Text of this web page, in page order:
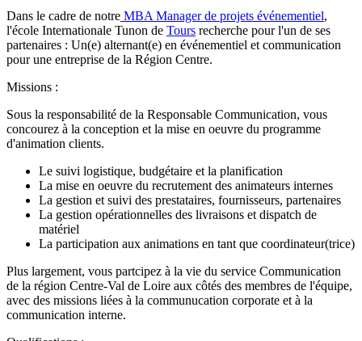
Dans le cadre de notre MBA Manager de projets événementiel,
l'école Internationale Tunon de Tours recherche pour l'un de ses
partenaires : Un(e) alternant(e) en événementiel et communication
pour une entreprise de la Région Centre.
Missions :
Sous la responsabilité de la Responsable Communication, vous
concourez à la conception et la mise en oeuvre du programme
d'animation clients.
Le suivi logistique, budgétaire et la planification
La mise en oeuvre du recrutement des animateurs internes
La gestion et suivi des prestataires, fournisseurs, partenaires
La gestion opérationnelles des livraisons et dispatch de
matériel
La participation aux animations en tant que coordinateur(trice)
Plus largement, vous partcipez à la vie du service Communication
de la région Centre-Val de Loire aux côtés des membres de l'équipe,
avec des missions liées à la communucation corporate et à la
communication interne.